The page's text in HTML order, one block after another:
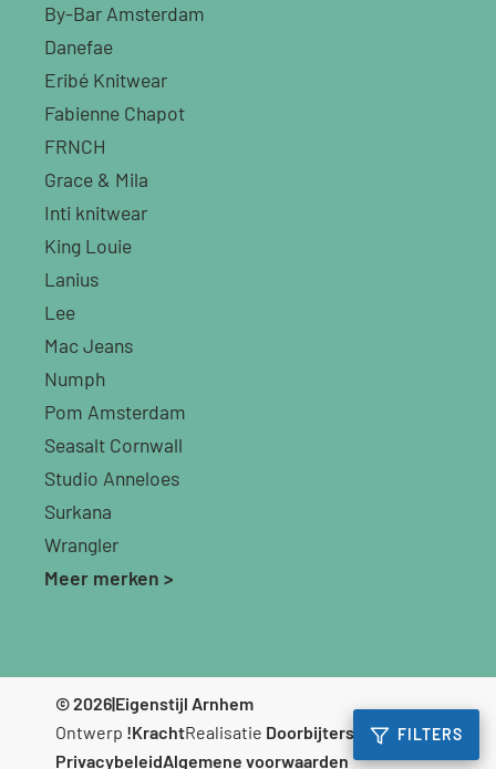
FILTERS
By-Bar Amsterdam
Danefae
Eribé Knitwear
Fabienne Chapot
FRNCH
Grace & Mila
Inti knitwear
King Louie
Lanius
Lee
Mac Jeans
Numph
Pom Amsterdam
Seasalt Cornwall
Studio Anneloes
Surkana
Wrangler
Meer merken >
© 2026|Eigenstijl Arnhem
Ontwerp !KrachtRealisatie Doorbijters
PrivacybeleidAlgemene voorwaarden